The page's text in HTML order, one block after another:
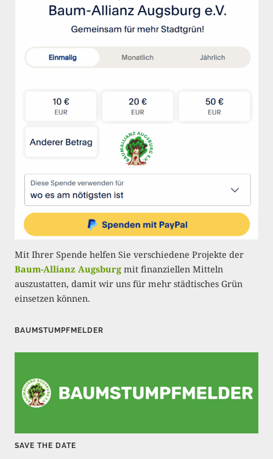
n
n
r
e
r
u
g
d
r
B
i
r
Mit Ihrer Spende helfen Sie verschiedene Projekte der
Baum-Allianz Augsburg mit finanziellen Mitteln
auszustatten, damit wir uns für mehr städtisches Grün
einsetzen können.
BAUMSTUMPFMELDER
SAVE THE DATE